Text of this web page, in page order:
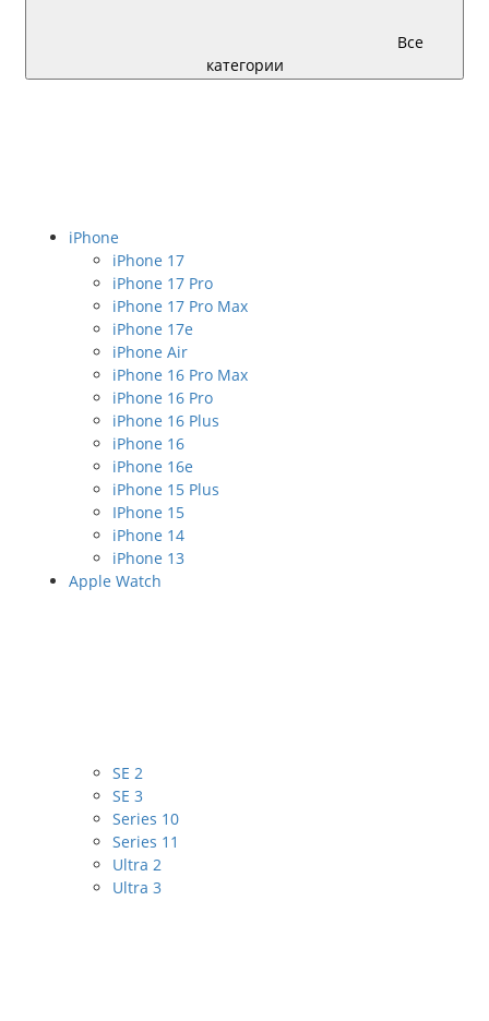
Все
категории
iPhone
iPhone 17
iPhone 17 Pro
iPhone 17 Pro Max
iPhone 17e
iPhone Air
iPhone 16 Pro Max
iPhone 16 Pro
iPhone 16 Plus
iPhone 16
iPhone 16e
iPhone 15 Plus
IPhone 15
iPhone 14
iPhone 13
Apple Watch
SE 2
SE 3
Series 10
Series 11
Ultra 2
Ultra 3